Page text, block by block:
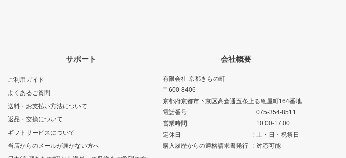
サポート
ご利用ガイド
よくあるご質問
送料・お支払い方法について
返品・交換について
ギフトサービスについて
当店からのメールが届かない方へ
会社概要
有限会社 京都きもの町
600-8406
京都府京都市下京区高倉通五条上る亀屋町164番地
電話番号
075-354-8511
営業時間
10:00-17:00
定休日
土・日・祝祭日
購入履歴からの適格請求書発行
対応可能